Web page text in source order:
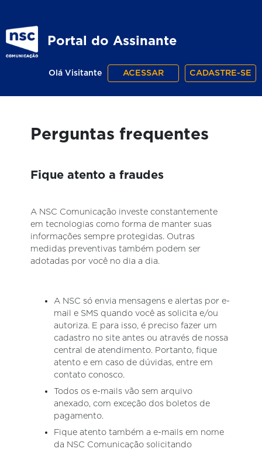
Portal do Assinante
Olá Visitante ACESSAR CADASTRE-SE
Perguntas frequentes
Fique atento a fraudes
A NSC Comunicação investe constantemente
em tecnologias como forma de manter suas
informações sempre protegidas. Outras
medidas preventivas também podem ser
adotadas por você no dia a dia.
A NSC só envia mensagens e alertas por e-
mail e SMS quando você as solicita e/ou
autoriza. E para isso, é preciso fazer um
cadastro no site antes ou através de nossa
central de atendimento. Portanto, fique
atento e em caso de dúvidas, entre em
contato conosco.
Todos os e-mails vão sem arquivo
anexado, com exceção dos boletos de
pagamento.
Fique atento também a e-mails em nome
da NSC Comunicação solicitando